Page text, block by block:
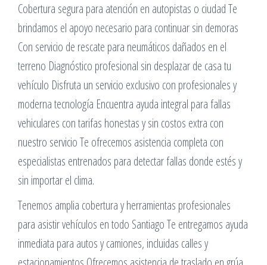
Cobertura segura para atención en autopistas o ciudad Te
brindamos el apoyo necesario para continuar sin demoras
Con servicio de rescate para neumáticos dañados en el
terreno Diagnóstico profesional sin desplazar de casa tu
vehículo Disfruta un servicio exclusivo con profesionales y
moderna tecnología Encuentra ayuda integral para fallas
vehiculares con tarifas honestas y sin costos extra con
nuestro servicio Te ofrecemos asistencia completa con
especialistas entrenados para detectar fallas donde estés y
sin importar el clima.
Tenemos amplia cobertura y herramientas profesionales
para asistir vehículos en todo Santiago Te entregamos ayuda
inmediata para autos y camiones, incluidas calles y